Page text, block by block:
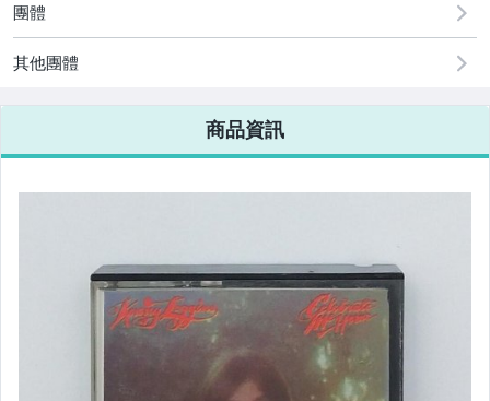
團體
其他團體
商品資訊